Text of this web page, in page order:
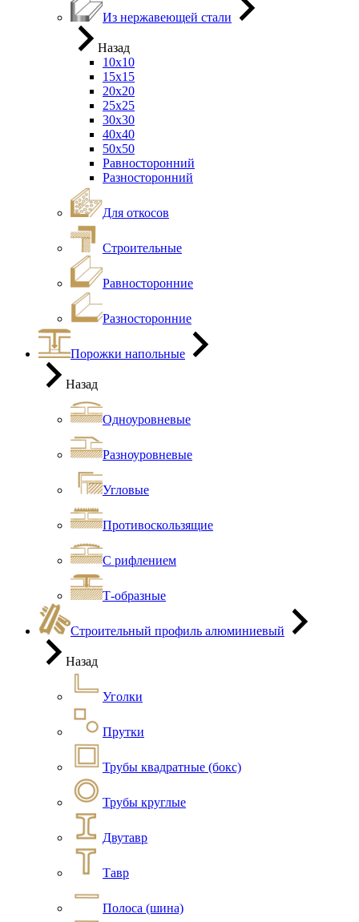
Из нержавеющей стали
Назад
10х10
15х15
20х20
25х25
30х30
40х40
50х50
Равносторонний
Разносторонний
Для откосов
Строительные
Равносторонние
Разносторонние
Порожки напольные
Назад
Одноуровневые
Разноуровневые
Угловые
Противоскользящие
С рифлением
Т-образные
Строительный профиль алюминиевый
Назад
Уголки
Прутки
Трубы квадратные (бокс)
Трубы круглые
Двутавр
Тавр
Полоса (шина)